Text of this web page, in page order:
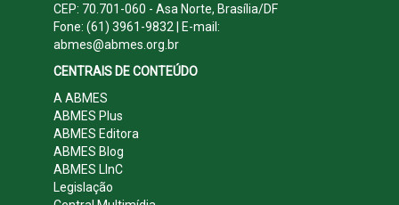
CEP: 70.701-060 - Asa Norte, Brasília/DF
Fone: (61) 3961-9832 | E-mail:
abmes@abmes.org.br
CENTRAIS DE CONTEÚDO
A ABMES
ABMES Plus
ABMES Editora
ABMES Blog
ABMES LInC
Legislação